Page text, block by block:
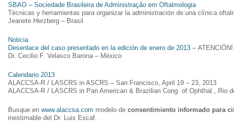
SBAO – Sociedade Brasileira de Administração em Oftalmologia
Técnicas y herramientas para organizar la administración de una clínica
Jeanete Herzberg – Brasil
Noticia
Desenlace del caso presentado en la edición de enero de 2013 – ATENCIÓN!
Dr. Cecilio F. Velasco Barona – México
Calendario 2013
ALACCSA-R / LASCRS in ASCRS – San Francisco, April 19 – 23, 2013
ALACCSA-R / LASCRS in Pan American & Brazilian Cong. of Ophthal., Rio
Busque en www.alaccsa.com modelo de consentimiento informado para
inestimable del Dr. Luis Escaf.